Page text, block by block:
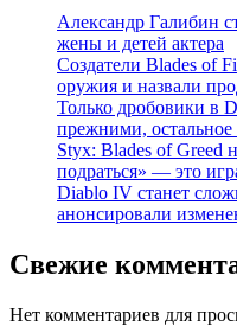
Александр Галибин
жены и детей актера
Создатели Blades of
оружия и назвали
Только дробовики в
прежними,
Styx: Blades of Greed
подраться» — это
Diablo IV станет
анонсировали
Свежие
Нет комментариев для